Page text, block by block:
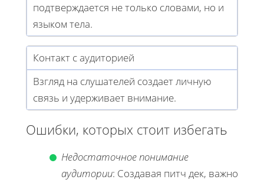
подтверждается не только словами, но и
языком тела.
Контакт с аудиторией
Взгляд на слушателей создает личную
связь и удерживает внимание.
Ошибки, которых стоит избегать
Недостаточное понимание
аудитории: Создавая питч дек, важно